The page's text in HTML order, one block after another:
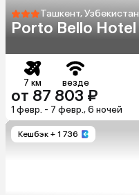
Ташкент, Узбекистан
Porto Bello Hotel
7 км везде
от 87 803 ₽
1 февр. - 7 февр., 6 ночей
Кешбэк + 1 736